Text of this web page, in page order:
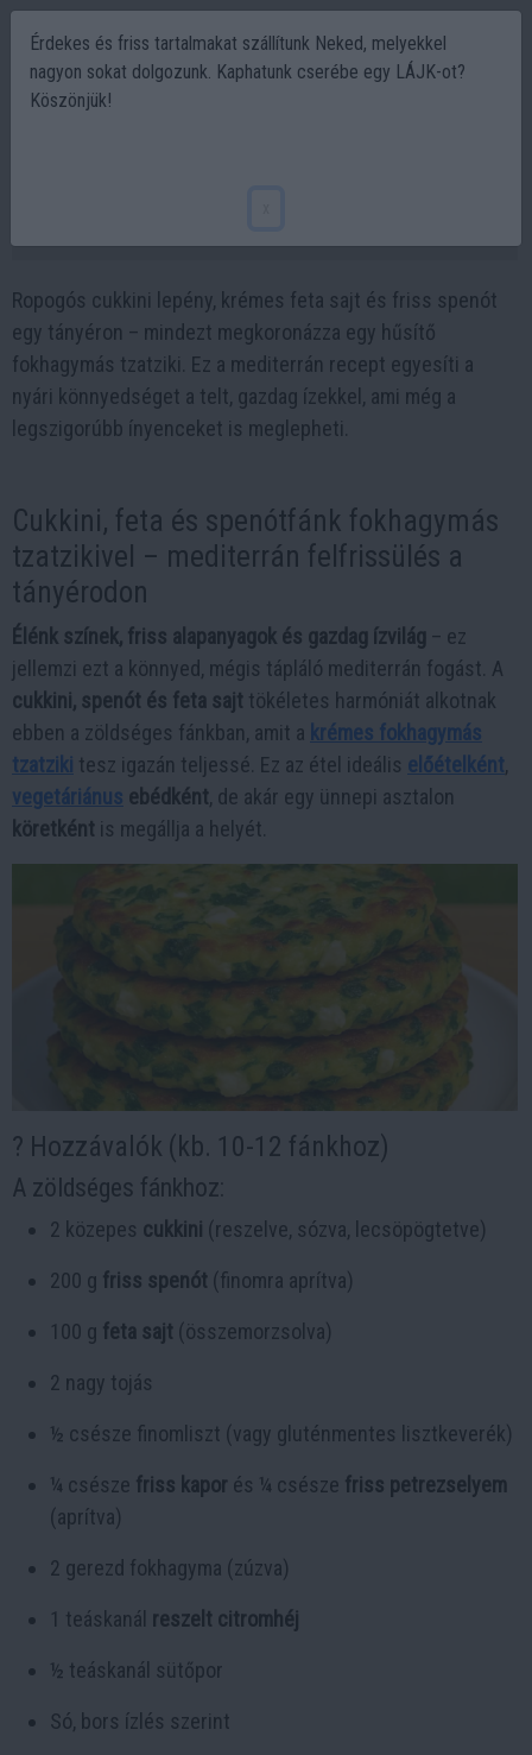
Ropogós cukkini lepény, krémes feta sajt és friss spenót
egy tányéron – mindezt megkoronázza egy hűsítő
fokhagymás tzatziki. Ez a mediterrán recept egyesíti a
nyári könnyedséget a telt, gazdag ízekkel, ami még a
legszigorúbb ínyenceket is meglepheti.
Cukkini, feta és spenótfánk fokhagymás
tzatzikivel – mediterrán felfrissülés a
tányérodon
Élénk színek, friss alapanyagok és gazdag ízvilág – ez
jellemzi ezt a könnyed, mégis tápláló mediterrán fogást. A
cukkini, spenót és feta sajt tökéletes harmóniát alkotnak
ebben a zöldséges fánkban, amit a krémes fokhagymás
tzatziki tesz igazán teljessé. Ez az étel ideális előételként,
vegetáriánus ebédként, de akár egy ünnepi asztalon
köretként is megállja a helyét.
? Hozzávalók (kb. 10-12 fánkhoz)
A zöldséges fánkhoz:
2 közepes cukkini (reszelve, sózva, lecsöpögtetve)
200 g friss spenót (finomra aprítva)
100 g feta sajt (összemorzsolva)
2 nagy tojás
½ csésze finomliszt (vagy gluténmentes lisztkeverék)
¼ csésze friss kapor és ¼ csésze friss petrezselyem
(aprítva)
2 gerezd fokhagyma (zúzva)
1 teáskanál reszelt citromhéj
½ teáskanál sütőpor
Só, bors ízlés szerint
Érdekes és friss tartalmakat szállítunk Neked, melyekkel
nagyon sokat dolgozunk. Kaphatunk cserébe egy LÁJK-ot?
Köszönjük!